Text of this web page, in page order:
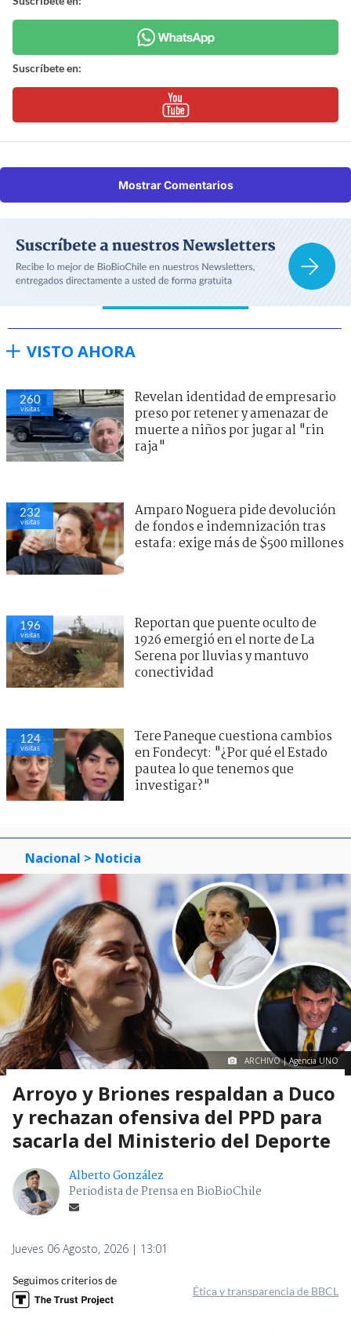
Suscríbete en:
Mostrar Comentarios
VISTO AHORA
260
visitas
Revelan identidad de empresario
preso por retener y amenazar de
muerte a niños por jugar al "rin
raja"
232
visitas
Amparo Noguera pide devolución
de fondos e indemnización tras
estafa: exige más de $500 millones
196
visitas
Reportan que puente oculto de
1926 emergió en el norte de La
Serena por lluvias y mantuvo
conectividad
124
visitas
Tere Paneque cuestiona cambios
en Fondecyt: "¿Por qué el Estado
pautea lo que tenemos que
investigar?"
Nacional > Noticia
ARCHIVO | Agencia UNO
Arroyo y Briones respaldan a Duco
y rechazan ofensiva del PPD para
sacarla del Ministerio del Deporte
Alberto González
Periodista de Prensa en BioBioChile
Jueves 06 Agosto, 2026 | 13:01
Seguimos criterios de
Ética y transparencia de BBCL